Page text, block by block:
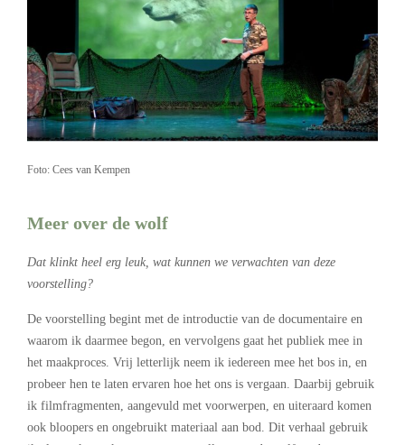
Foto: Cees van Kempen
Meer over de wolf
Dat klinkt heel erg leuk, wat kunnen we verwachten van deze
voorstelling?
De voorstelling begint met de introductie van de documentaire en
waarom ik daarmee begon, en vervolgens gaat het publiek mee in
het maakproces. Vrij letterlijk neem ik iedereen mee het bos in, en
probeer hen te laten ervaren hoe het ons is vergaan. Daarbij gebruik
ik filmfragmenten, aangevuld met voorwerpen, en uiteraard komen
ook bloopers en ongebruikt materiaal aan bod. Dit verhaal gebruik